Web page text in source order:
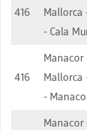
416
Mallorca
- Cala
416
Manacor
Mallorca
-
Manacor